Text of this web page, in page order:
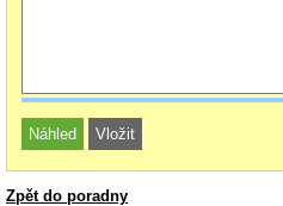
Zpět do poradny